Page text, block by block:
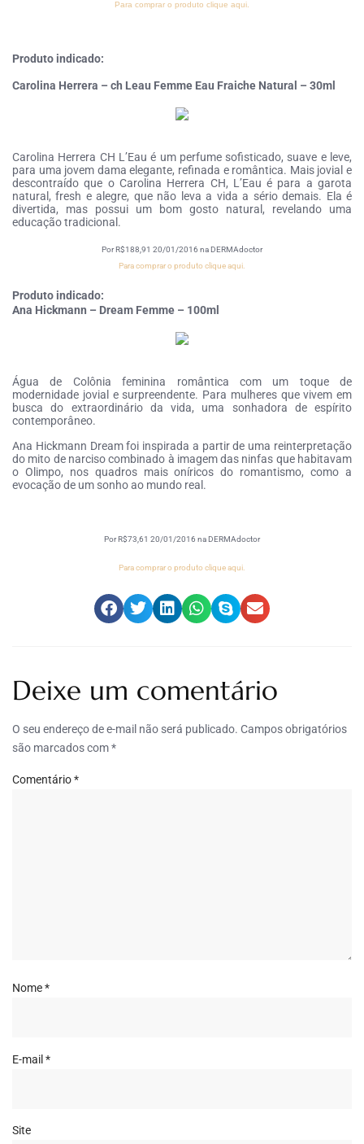
Para comprar o produto clique aqui.
Produto indicado:
Carolina Herrera – ch Leau Femme Eau Fraiche Natural – 30ml
Carolina Herrera CH L’Eau é um perfume sofisticado, suave e leve,
para uma jovem dama elegante, refinada e romântica. Mais jovial e
descontraído que o Carolina Herrera CH, L’Eau é para a garota
natural, fresh e alegre, que não leva a vida a sério demais. Ela é
divertida, mas possui um bom gosto natural, revelando uma
educação tradicional.
Por R$188,91 20/01/2016 na DERMAdoctor
Para comprar o produto clique aqui.
Produto indicado:
Ana Hickmann – Dream Femme – 100ml
Água de Colônia feminina romântica com um toque de
modernidade jovial e surpreendente. Para mulheres que vivem em
busca do extraordinário da vida, uma sonhadora de espírito
contemporâneo.
Ana Hickmann Dream foi inspirada a partir de uma reinterpretação
do mito de narciso combinado à imagem das ninfas que habitavam
o Olimpo, nos quadros mais oníricos do romantismo, como a
evocação de um sonho ao mundo real.
Por R$73,61 20/01/2016 na DERMAdoctor
Para comprar o produto clique aqui.
Deixe um comentário
O seu endereço de e-mail não será publicado. Campos obrigatórios
são marcados com*
Comentário*
Nome*
E-mail *
Site